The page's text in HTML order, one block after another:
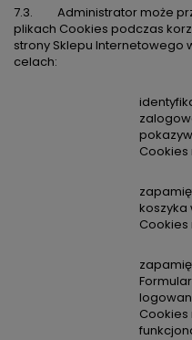
7.3. Administrator może
plikach Cookies podczas
strony Sklepu Internetowego
celach:
koszyka